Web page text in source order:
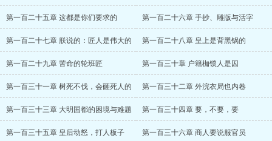
第一百二十五章 这都是你们要求的 第一百二十六章 手抄、雕版与活字
第一百二十七章 朕说的：匠人是伟大的 第一百二十八章 皇上是背黑锅的
第一百二十九章 苦命的轮班匠 第一百三十章 户籍枷锁人是囚
第一百三十一章 树死不伐，会砸死人的 第一百三十二章 外浣衣局也内卷
第一百三十三章 大明国都的困境与难题 第一百三十四章 要，不要，要
第一百三十五章 皇后动怒，打人板子 第一百三十六章 商人要说服官员